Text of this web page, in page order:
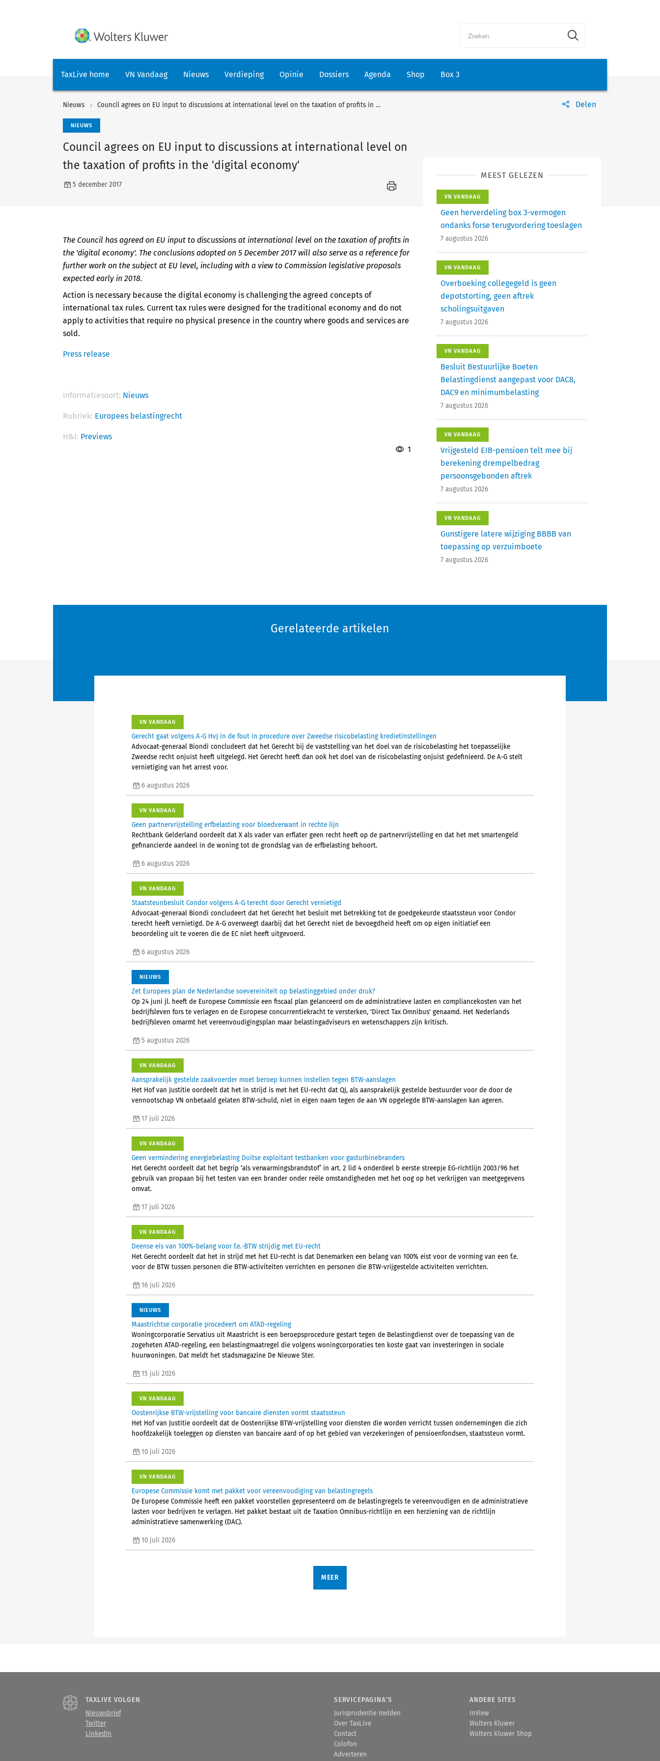
TaxLive home VN Vandaag Nieuws Verdieping Opinie Dossiers Agenda Shop Box 3
Nieuws Council agrees on EU input to discussions at international level on the taxation of profits in the 'digital economy' Delen
NIEUWS
Council agrees on EU input to discussions at international level on
the taxation of profits in the 'digital economy'
5 december 2017
The Council has agreed on EU input to discussions at international level on the taxation of profits in
the 'digital economy'. The conclusions adopted on 5 December 2017 will also serve as a reference for
further work on the subject at EU level, including with a view to Commission legislative proposals
expected early in 2018.
Action is necessary because the digital economy is challenging the agreed concepts of
international tax rules. Current tax rules were designed for the traditional economy and do not
apply to activities that require no physical presence in the country where goods and services are
sold.
Press release
Informatiesoort: Nieuws
Rubriek: Europees belastingrecht
H&I: Previews
1
MEEST GELEZEN
VN VANDAAG
Geen herverdeling box 3-vermogen
ondanks forse terugvordering toeslagen
7 augustus 2026
VN VANDAAG
Overboeking collegegeld is geen
depotstorting, geen aftrek
scholingsuitgaven
7 augustus 2026
VN VANDAAG
Besluit Bestuurlijke Boeten
Belastingdienst aangepast voor DAC8,
DAC9 en minimumbelasting
7 augustus 2026
VN VANDAAG
Vrijgesteld EIB-pensioen telt mee bij
berekening drempelbedrag
persoonsgebonden aftrek
7 augustus 2026
VN VANDAAG
Gunstigere latere wijziging BBBB van
toepassing op verzuimboete
7 augustus 2026
Gerelateerde artikelen
VN VANDAAG
Gerecht gaat volgens A-G HvJ in de fout in procedure over Zweedse risicobelasting kredietinstellingen
Advocaat-generaal Biondi concludeert dat het Gerecht bij de vaststelling van het doel van de risicobelasting het toepasselijke
Zweedse recht onjuist heeft uitgelegd. Het Gerecht heeft dan ook het doel van de risicobelasting onjuist gedefinieerd. De A-G stelt
vernietiging van het arrest voor.
6 augustus 2026
VN VANDAAG
Geen partnervrijstelling erfbelasting voor bloedverwant in rechte lijn
Rechtbank Gelderland oordeelt dat X als vader van erflater geen recht heeft op de partnervrijstelling en dat het met smartengeld
gefinancierde aandeel in de woning tot de grondslag van de erfbelasting behoort.
6 augustus 2026
VN VANDAAG
Staatsteunbesluit Condor volgens A-G terecht door Gerecht vernietigd
Advocaat-generaal Biondi concludeert dat het Gerecht het besluit met betrekking tot de goedgekeurde staatssteun voor Condor
terecht heeft vernietigd. De A-G overweegt daarbij dat het Gerecht niet de bevoegdheid heeft om op eigen initiatief een
beoordeling uit te voeren die de EC niet heeft uitgevoerd.
6 augustus 2026
NIEUWS
Zet Europees plan de Nederlandse soevereiniteit op belastinggebied onder druk?
Op 24 juni jl. heeft de Europese Commissie een fiscaal plan gelanceerd om de administratieve lasten en compliancekosten van het
bedrijfsleven fors te verlagen en de Europese concurrentiekracht te versterken, 'Direct Tax Omnibus' genaamd. Het Nederlands
bedrijfsleven omarmt het vereenvoudigingsplan maar belastingadviseurs en wetenschappers zijn kritisch.
5 augustus 2026
VN VANDAAG
Aansprakelijk gestelde zaakvoerder moet beroep kunnen instellen tegen BTW-aanslagen
Het Hof van Justitie oordeelt dat het in strijd is met het EU-recht dat QJ, als aansprakelijk gestelde bestuurder voor de door de
vennootschap VN onbetaald gelaten BTW-schuld, niet in eigen naam tegen de aan VN opgelegde BTW-aanslagen kan ageren.
17 juli 2026
VN VANDAAG
Geen vermindering energiebelasting Duitse exploitant testbanken voor gasturbinebranders
Het Gerecht oordeelt dat het begrip ‘als verwarmingsbrandstof’ in art. 2 lid 4 onderdeel b eerste streepje EG-richtlijn 2003/96 het
gebruik van propaan bij het testen van een brander onder reële omstandigheden met het oog op het verkrijgen van meetgegevens
omvat.
17 juli 2026
VN VANDAAG
Deense eis van 100%-belang voor f.e.-BTW strijdig met EU-recht
Het Gerecht oordeelt dat het in strijd met het EU-recht is dat Denemarken een belang van 100% eist voor de vorming van een f.e.
voor de BTW tussen personen die BTW-activiteiten verrichten en personen die BTW-vrijgestelde activiteiten verrichten.
16 juli 2026
NIEUWS
Maastrichtse corporatie procedeert om ATAD-regeling
Woningcorporatie Servatius uit Maastricht is een beroepsprocedure gestart tegen de Belastingdienst over de toepassing van de
zogeheten ATAD-regeling, een belastingmaatregel die volgens woningcorporaties ten koste gaat van investeringen in sociale
huurwoningen. Dat meldt het stadsmagazine De Nieuwe Ster.
15 juli 2026
VN VANDAAG
Oostenrijkse BTW-vrijstelling voor bancaire diensten vormt staatssteun
Het Hof van Justitie oordeelt dat de Oostenrijkse BTW-vrijstelling voor diensten die worden verricht tussen ondernemingen die zich
hoofdzakelijk toeleggen op diensten van bancaire aard of op het gebied van verzekeringen of pensioenfondsen, staatssteun vormt.
10 juli 2026
VN VANDAAG
Europese Commissie komt met pakket voor vereenvoudiging van belastingregels
De Europese Commissie heeft een pakket voorstellen gepresenteerd om de belastingregels te vereenvoudigen en de administratieve
lasten voor bedrijven te verlagen. Het pakket bestaat uit de Taxation Omnibus-richtlijn en een herziening van de richtlijn
administratieve samenwerking (DAC).
10 juli 2026
MEER
TAXLIVE VOLGEN
Nieuwsbrief
Twitter
LinkedIn
SERVICEPAGINA'S
Jurisprudentie melden
Over TaxLive
Contact
Colofon
Adverteren
ANDERE SITES
InView
Wolters Kluwer
Wolters Kluwer Shop